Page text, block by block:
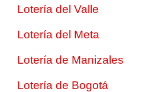
Lotería del Valle
Lotería del Meta
Lotería de Manizales
Lotería de Bogotá